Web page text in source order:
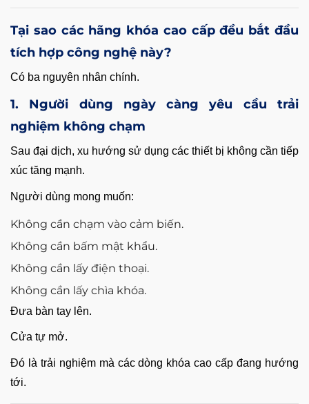
Tại sao các hãng khóa cao cấp đều bắt đầu
tích hợp công nghệ này?
Có ba nguyên nhân chính.
1. Người dùng ngày càng yêu cầu trải
nghiệm không chạm
Sau đại dịch, xu hướng sử dụng các thiết bị không cần tiếp
xúc tăng mạnh.
Người dùng mong muốn:
Không cần chạm vào cảm biến.
Không cần bấm mật khẩu.
Không cần lấy điện thoại.
Không cần lấy chìa khóa.
Đưa bàn tay lên.
Cửa tự mở.
Đó là trải nghiệm mà các dòng khóa cao cấp đang hướng
tới.